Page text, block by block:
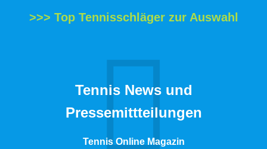
>>> Top Tennisschläger zur Auswahl
Tennis News und
Pressemittteilungen
Tennis Online Magazin